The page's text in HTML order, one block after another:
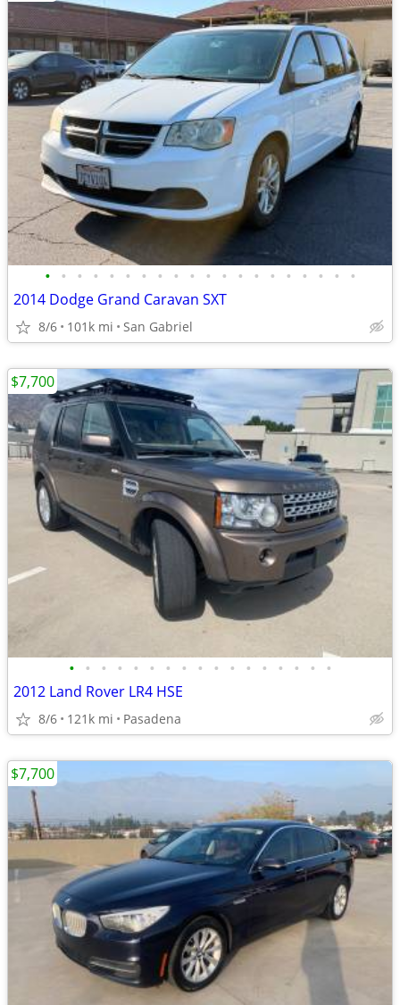
• • • • • • • • • • • • • • • • • • • •
2014 Dodge Grand Caravan SXT
8/6 101k mi San Gabriel
• • • • • • • • • • • • • • • • •
2012 Land Rover LR4 HSE
8/6 121k mi Pasadena
$7,700
$7,700